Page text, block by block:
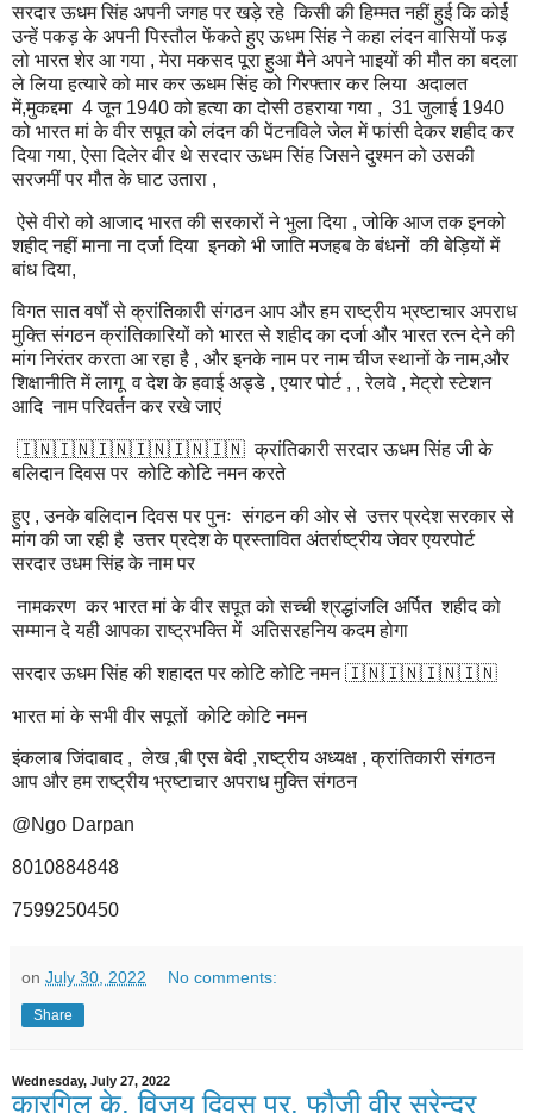
सरदार ऊधम सिंह अपनी जगह पर खड़े रहे किसी की हिम्मत नहीं हुई कि कोई
उन्हें पकड़ के अपनी पिस्तौल फेंकते हुए ऊधम सिंह ने कहा लंदन वासियों फड़
लो भारत शेर आ गया , मेरा मकसद पूरा हुआ मैने अपने भाइयों की मौत का बदला
ले लिया हत्यारे को मार कर ऊधम सिंह को गिरफ्तार कर लिया अदालत
में,मुकद्दमा 4 जून 1940 को हत्या का दोसी ठहराया गया , 31 जुलाई 1940
को भारत मां के वीर सपूत को लंदन की पेंटनविले जेल में फांसी देकर शहीद कर
दिया गया, ऐसा दिलेर वीर थे सरदार ऊधम सिंह जिसने दुश्मन को उसकी
सरजमीं पर मौत के घाट उतारा ,
ऐसे वीरो को आजाद भारत की सरकारों ने भुला दिया , जोकि आज तक इनको
शहीद नहीं माना ना दर्जा दिया इनको भी जाति मजहब के बंधनों की बेड़ियों में
बांध दिया,
विगत सात वर्षों से क्रांतिकारी संगठन आप और हम राष्ट्रीय भ्रष्टाचार अपराध
मुक्ति संगठन क्रांतिकारियों को भारत से शहीद का दर्जा और भारत रत्न देने की
मांग निरंतर करता आ रहा है , और इनके नाम पर नाम चीज स्थानों के नाम,और
शिक्षानीति में लागू व देश के हवाई अड्डे , एयार पोर्ट , , रेलवे , मेट्रो स्टेशन
आदि नाम परिवर्तन कर रखे जाएं
🇮🇳🇮🇳🇮🇳🇮🇳🇮🇳🇮🇳 क्रांतिकारी सरदार ऊधम सिंह जी के
बलिदान दिवस पर कोटि कोटि नमन करते
हुए , उनके बलिदान दिवस पर पुनः संगठन की ओर से उत्तर प्रदेश सरकार से
मांग की जा रही है उत्तर प्रदेश के प्रस्तावित अंतर्राष्ट्रीय जेवर एयरपोर्ट
सरदार उधम सिंह के नाम पर
नामकरण कर भारत मां के वीर सपूत को सच्ची श्रद्धांजलि अर्पित शहीद को
सम्मान दे यही आपका राष्ट्रभक्ति में अतिसरहनिय कदम होगा
सरदार ऊधम सिंह की शहादत पर कोटि कोटि नमन 🇮🇳🇮🇳🇮🇳🇮🇳
भारत मां के सभी वीर सपूतों कोटि कोटि नमन
इंकलाब जिंदाबाद , लेख ,बी एस बेदी ,राष्ट्रीय अध्यक्ष , क्रांतिकारी संगठन
आप और हम राष्ट्रीय भ्रष्टाचार अपराध मुक्ति संगठन
@Ngo Darpan
8010884848
7599250450
on July 30, 2022 No comments:
Share
Wednesday, July 27, 2022
कारगिल के, विजय दिवस पर, फौजी वीर सुरेन्द्र